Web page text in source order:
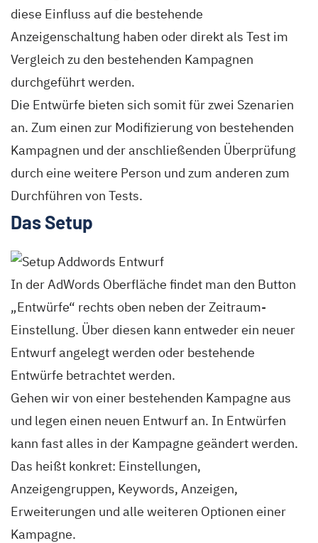
diese Einfluss auf die bestehende
Anzeigenschaltung haben oder direkt als Test im
Vergleich zu den bestehenden Kampagnen
durchgeführt werden.
Die Entwürfe bieten sich somit für zwei Szenarien
an. Zum einen zur Modifizierung von bestehenden
Kampagnen und der anschließenden Überprüfung
durch eine weitere Person und zum anderen zum
Durchführen von Tests.
Das Setup
In der AdWords Oberfläche findet man den Button
„Entwürfe“ rechts oben neben der Zeitraum-
Einstellung. Über diesen kann entweder ein neuer
Entwurf angelegt werden oder bestehende
Entwürfe betrachtet werden.
Gehen wir von einer bestehenden Kampagne aus
und legen einen neuen Entwurf an. In Entwürfen
kann fast alles in der Kampagne geändert werden.
Das heißt konkret: Einstellungen,
Anzeigengruppen, Keywords, Anzeigen,
Erweiterungen und alle weiteren Optionen einer
Kampagne.